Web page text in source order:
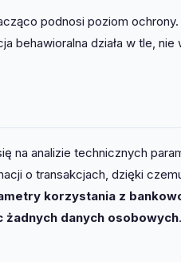
podnosi poziom
behawioralna działa w tle,
na analizie technicznych
o transakcjach, dzięki
korzystania z
danych osobowych.